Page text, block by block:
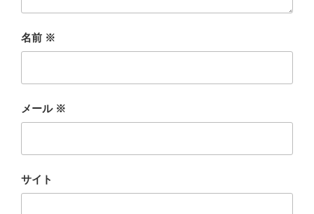
名前 ※
メール ※
サイト